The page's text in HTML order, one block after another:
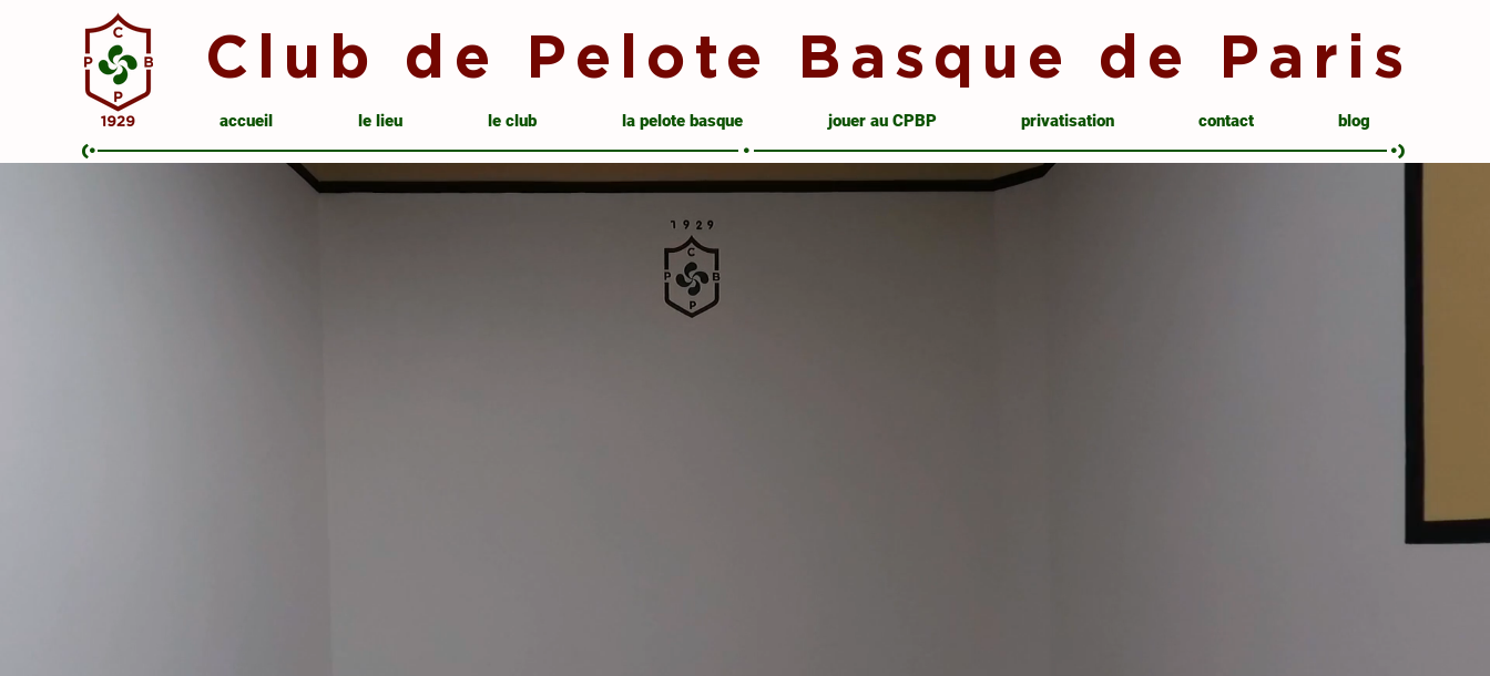
Club de Pelote Basque de Paris
accueil le lieu le club la pelote basque jouer au CPBP privatisation contact blog
(• • •)